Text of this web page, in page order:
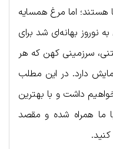
هستند؛ اما مرغ همسایه
بهانه‌ای شد برای
سرزمینی کهن که هر
دارد. در این مطلب
گوشه ایران خواهیم داشت و با بهترین
ما همراه شده و مقصد